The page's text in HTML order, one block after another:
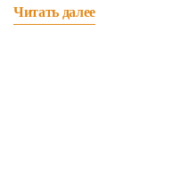
и о некоторых
Читать далее